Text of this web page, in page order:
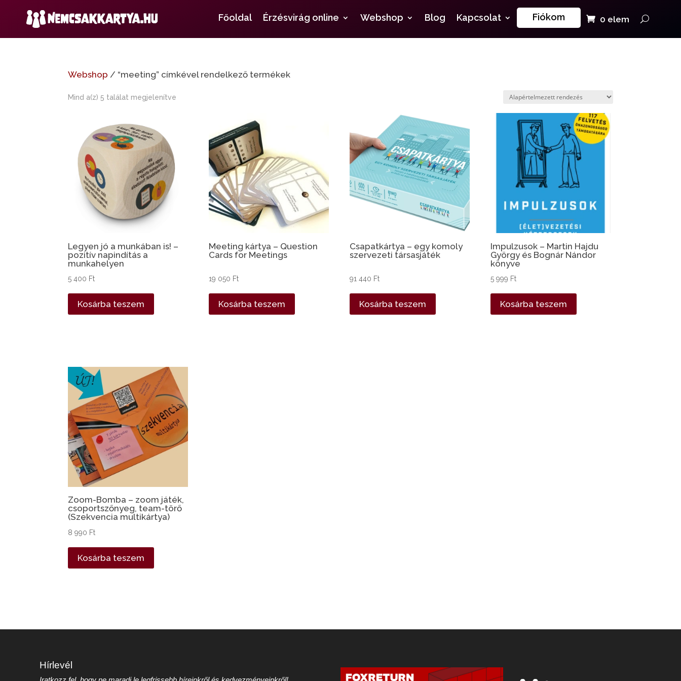
Főoldal Érzésvirág online Webshop Blog Kapcsolat Fiókom 0 elem
Webshop / “meeting” címkével rendelkező termékek
Mind a(z) 5 találat megjelenítve
Legyen jó a munkában is! –
pozitív napindítás a
munkahelyen
5 400 Ft
Kosárba teszem
Meeting kártya – Question
Cards for Meetings
19 050 Ft
Kosárba teszem
Csapatkártya – egy komoly
szervezeti társasjáték
91 440 Ft
Kosárba teszem
Impulzusok – Martin Hajdu
György és Bognár Nándor
könyve
5 999 Ft
Kosárba teszem
Zoom-Bomba – zoom játék,
csoportszőnyeg, team-törő
(Szekvencia multikártya)
8 990 Ft
Kosárba teszem
Hírlevél